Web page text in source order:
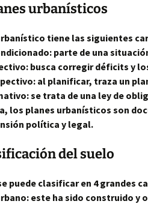
urbanísticos
tiene las siguientes
parte de una
busca corregir déficits y
al planificar, traza un
se trata de una ley de
los planes urbanísticos son
política y legal.
del suelo
puede clasificar en 4 grandes
este ha sido construido y